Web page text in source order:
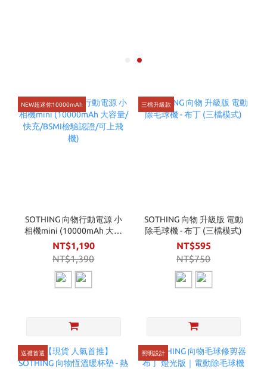
NEW超迷你10000mAh
SOTHING 向物行動電源 小
相機mini (10000mAh 大容
量/ 快充/BSMI檢驗認證/可
上飛機)
NT$1,190
NT$1,390
三檔升級款
SOTHING 向物 升級版 電動
除毛球機 - 布丁 (三檔模式)
NT$595
NT$750
送禮首選 照明設計